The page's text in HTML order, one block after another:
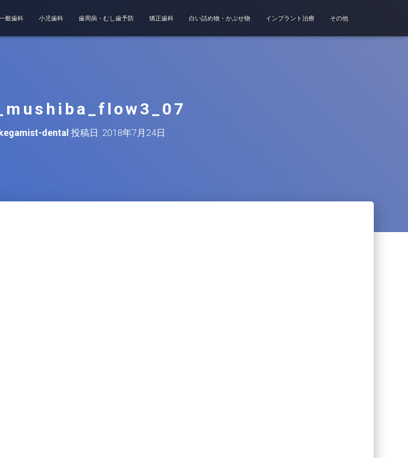
般歯科 小児歯科 歯周病・むし歯予防 矯正歯科 白い詰め物・かぶせ物 インプラント治療 その他
dental 投稿日: 2018年7月24日